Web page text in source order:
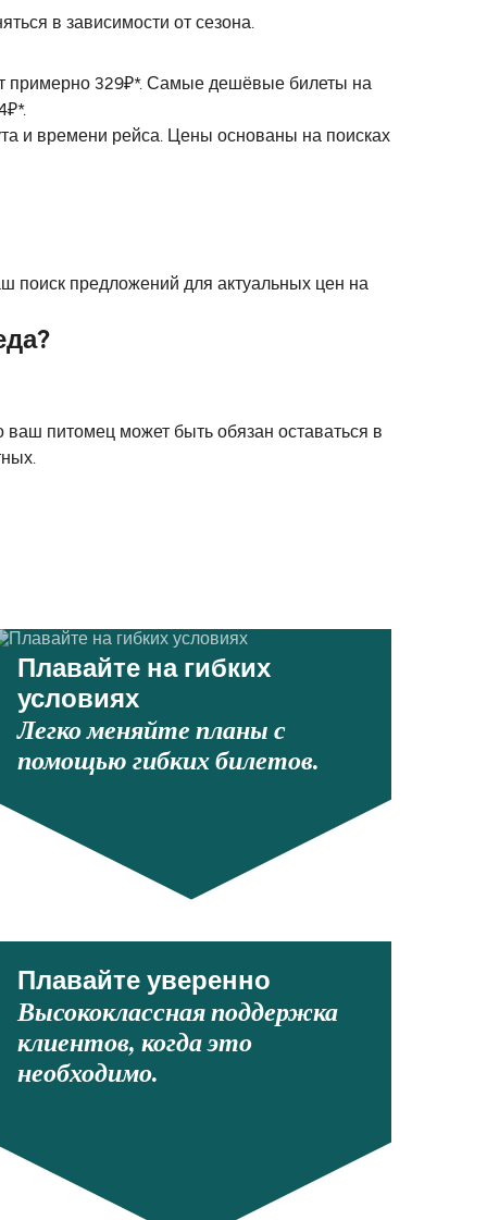
в зависимости от сезона.
примерно 329₽*. Самые дешёвые билеты на
и времени рейса. Цены основаны на поисках
поиск предложений для актуальных цен на
питомец может быть обязан оставаться в
Плавайте на гибких
условиях
Легко меняйте планы с
помощью гибких билетов.
Плавайте уверенно
Высококлассная поддержка
клиентов, когда это
необходимо.